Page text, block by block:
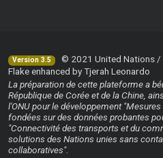
Version 3.5
© 2021 United Nations /
Flake enhanced by Tjerah Leonardo
La préparation de cette plateforme a
République de Corée et de la Chine,
l'ONU pour le développement
fondées sur des données probantes
"Connectivité des transports et du
solutions des Nations unies sans
collaboratives".